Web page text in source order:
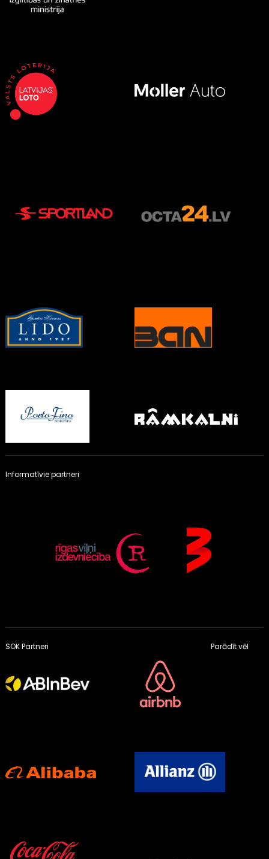
Informatīvie partneri
SOK Partneri Parādīt vēl